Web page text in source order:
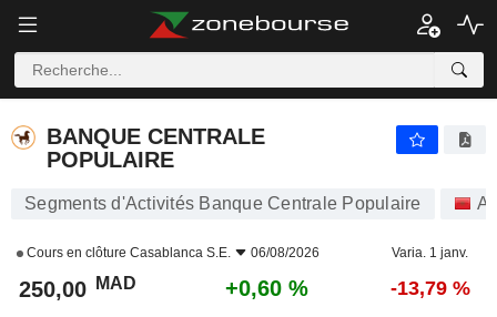
BANQUE CENTRALE
POPULAIRE
Segments d'Activités Banque Centrale Populaire
Cours en clôture Casablanca S.E. 06/08/2026 Varia. 1 janv.
250,00 MAD +0,60 % -13,79 %